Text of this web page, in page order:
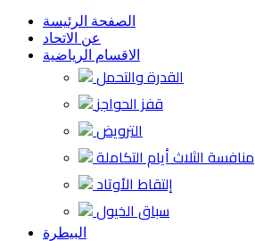
الصفحة الرئيسة
عن الاتحاد
الاقسام الرياضية
القدرة والتحمل
قفز الحواجز
الترويض
منافسة الثلاث أيام التكاملة
إلتقاط الأوتاد
سباق الخيول
البيطرة